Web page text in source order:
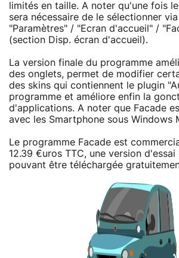
limités en taille. A noter qu'une fois
sera nécessaire de le sélectionner
"Paramètres" / "Ecran d'accueil" /
(section Disp. écran d'accueil).
La version finale du programme
des onglets, permet de modifier
des skins qui contiennent le plugin
programme et améliore enfin la
d'applications. A noter que Facade
avec les Smartphone sous Windows
Le programme Facade est
12.39 €uros TTC, une version
pouvant être téléchargée